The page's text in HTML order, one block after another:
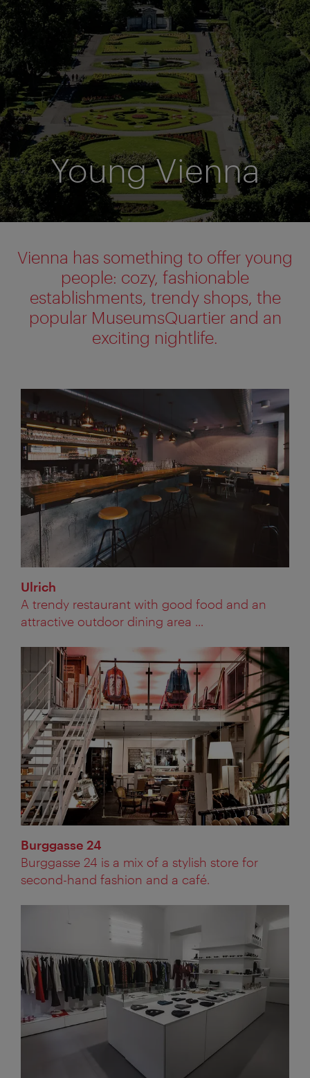
Young Vienna
Vienna has something to offer young
people: cozy, fashionable
establishments, trendy shops, the
popular MuseumsQuartier and an
exciting nightlife.
Ulrich
A trendy restaurant with good food and an
attractive outdoor dining area ...
Burggasse 24
Burggasse 24 is a mix of a stylish store for
second-hand fashion and a café.